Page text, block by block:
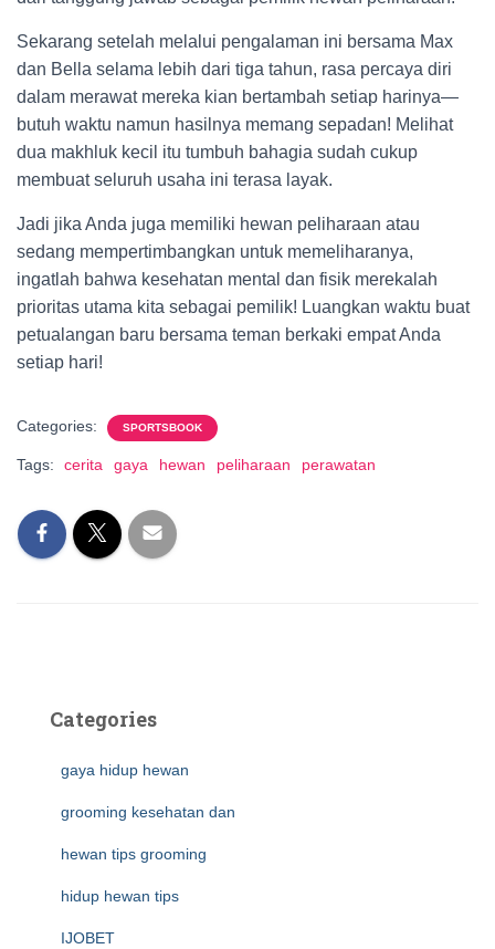
Sekarang setelah melalui pengalaman ini bersama Max
dan Bella selama lebih dari tiga tahun, rasa percaya diri
dalam merawat mereka kian bertambah setiap harinya—
butuh waktu namun hasilnya memang sepadan! Melihat
dua makhluk kecil itu tumbuh bahagia sudah cukup
membuat seluruh usaha ini terasa layak.
Jadi jika Anda juga memiliki hewan peliharaan atau
sedang mempertimbangkan untuk memeliharanya,
ingatlah bahwa kesehatan mental dan fisik merekalah
prioritas utama kita sebagai pemilik! Luangkan waktu buat
petualangan baru bersama teman berkaki empat Anda
setiap hari!
Categories: SPORTSBOOK
Tags: cerita gaya hewan peliharaan perawatan
Categories
gaya hidup hewan
grooming kesehatan dan
hewan tips grooming
hidup hewan tips
IJOBET